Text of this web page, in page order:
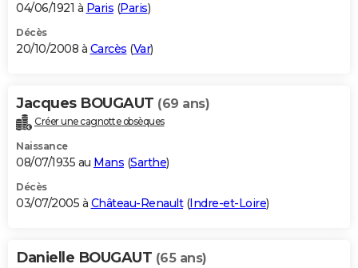
04/06/1921 à Paris (Paris)
Décès
20/10/2008 à Carcès (Var)
Jacques BOUGAUT (69 ans)
Créer une cagnotte obsèques
Naissance
08/07/1935 au Mans (Sarthe)
Décès
03/07/2005 à Château-Renault(Indre-et-Loire)
Danielle BOUGAUT (65 ans)